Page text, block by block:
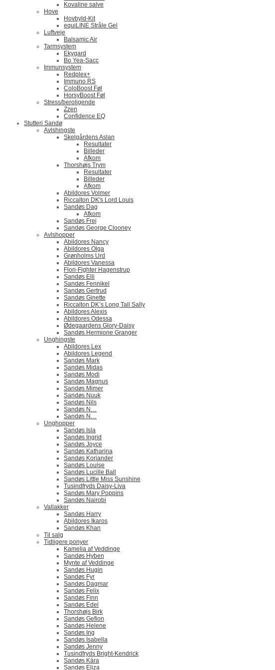
Kovaline salve
Hove
Hovbyld-Kit
equiLINE Stråle Gel
Luftveje
Balsamic Air
Tarmsystem
Ekygard
Bo Yea-Sacc
Immunsystem
Redplex+
Immuno RS
ColoBoost Føl
HorsyBoost Føl
Stress/beroligende
Zzen
Confidence EQ
Stutteri Sandø
Avlshingste
Skelgårdens Aslan
Resultater
Billeder
Afkom
Thorshøjs Trym
Resultater
Billeder
Afkom
Abildores Volmer
Riccalton DK's Lord Louis
Sandøs Dag
Afkom
Sandøs Frej
Sandøs George Clooney
Avlshopper
Abildores Nancy
Abildores Olga
Grønholms Urd
Abildores Vanessa
Flori-Fighter Hagenstrup
Sandøs Elli
Sandøs Fennikel
Sandøs Gertrud
Sandøs Ginette
Riccalton DK’s Long Tall Sally
Abildores Alexis
Abildores Odessa
Ødegaardens Glory-Daisy
Sandøs Hermione Granger
Unghingste
Abildores Lex
Abildores Legend
Sandøs Mark
Sandøs Midas
Sandøs Modi
Sandøs Magnus
Sandøs Mimer
Sandøs Nuuk
Sandøs Nils
Sandøs N…
Sandøs N…
Unghopper
Sandøs Isla
Sandøs Ingrid
Sandøs Joyce
Sandøs Katharina
Sandøs Koriander
Sandøs Louise
Sandøs Lucille Ball
Sandøs Little Miss Sunshine
Tusindfryds Daisy-Liva
Sandøs Mary Poppins
Sandøs Nairobi
Vallakker
Sandøs Harry
Abildores Ikaros
Sandøs Khan
Til salg
Tidligere ponyer
Kamelia af Veddinge
Sandøs Hyben
Mynte af Veddinge
Sandøs Hugin
Sandøs Fyr
Sandøs Dagmar
Sandøs Felix
Sandøs Finn
Sandøs Edel
Thorshøjs Birk
Sandøs Gefion
Sandøs Helene
Sandøs Ing
Sandøs Isabella
Sandøs Jenny
Tusindfryds Bright-Kendrick
Sandøs Kára
Sandøs Eliza